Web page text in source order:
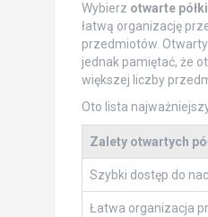
Wybierz otwarte półki
łatwą organizację
przedmiotów.
jednak pamiętać, że
większej liczby
Oto lista
Zalety otwartych
Szybki dostęp do
Łatwa organizacja